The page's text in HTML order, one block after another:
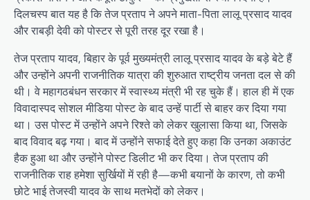
दिलचस्प बात यह है कि तेज प्रताप ने अपने माता-पिता लालू प्रसाद यादव
और राबड़ी देवी को पोस्टर से पूरी तरह दूर रखा है।
तेज प्रताप यादव, बिहार के पूर्व मुख्यमंत्री लालू प्रसाद यादव के बड़े बेटे हैं
और उन्होंने अपनी राजनीतिक यात्रा की शुरुआत राष्ट्रीय जनता दल से की
थी। वे महागठबंधन सरकार में स्वास्थ्य मंत्री भी रह चुके हैं। हाल ही में एक
विवादास्पद सोशल मीडिया पोस्ट के बाद उन्हें पार्टी से बाहर कर दिया गया
था। उस पोस्ट में उन्होंने अपने रिश्ते को लेकर खुलासा किया था, जिसके
बाद विवाद बढ़ गया। बाद में उन्होंने सफाई देते हुए कहा कि उनका अकाउंट
हैक हुआ था और उन्होंने पोस्ट डिलीट भी कर दिया। तेज प्रताप की
राजनीतिक राह हमेशा सुर्खियों में रही है—कभी बयानों के कारण, तो कभी
छोटे भाई तेजस्वी यादव के साथ मतभेदों को लेकर।